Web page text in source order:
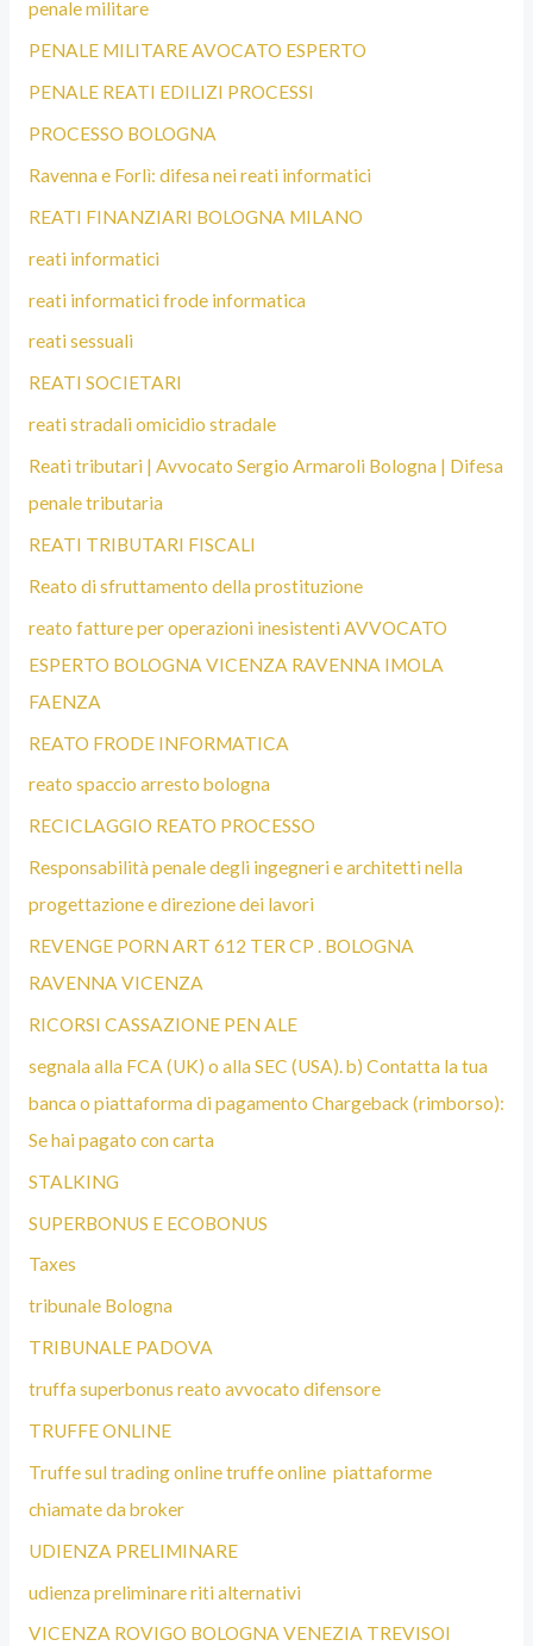
penale militare
PENALE MILITARE AVOCATO ESPERTO
PENALE REATI EDILIZI PROCESSI
PROCESSO BOLOGNA
Ravenna e Forlì: difesa nei reati informatici
REATI FINANZIARI BOLOGNA MILANO
reati informatici
reati informatici frode informatica
reati sessuali
REATI SOCIETARI
reati stradali omicidio stradale
Reati tributari | Avvocato Sergio Armaroli Bologna | Difesa
penale tributaria
REATI TRIBUTARI FISCALI
Reato di sfruttamento della prostituzione
reato fatture per operazioni inesistenti AVVOCATO
ESPERTO BOLOGNA VICENZA RAVENNA IMOLA
FAENZA
REATO FRODE INFORMATICA
reato spaccio arresto bologna
RECICLAGGIO REATO PROCESSO
Responsabilità penale degli ingegneri e architetti nella
progettazione e direzione dei lavori
REVENGE PORN ART 612 TER CP . BOLOGNA
RAVENNA VICENZA
RICORSI CASSAZIONE PEN ALE
segnala alla FCA (UK) o alla SEC (USA). b) Contatta la tua
banca o piattaforma di pagamento Chargeback (rimborso):
Se hai pagato con carta
STALKING
SUPERBONUS E ECOBONUS
Taxes
tribunale Bologna
TRIBUNALE PADOVA
truffa superbonus reato avvocato difensore
TRUFFE ONLINE
Truffe sul trading online truffe online piattaforme
chiamate da broker
UDIENZA PRELIMINARE
udienza preliminare riti alternativi
VICENZA ROVIGO BOLOGNA VENEZIA TREVISOI